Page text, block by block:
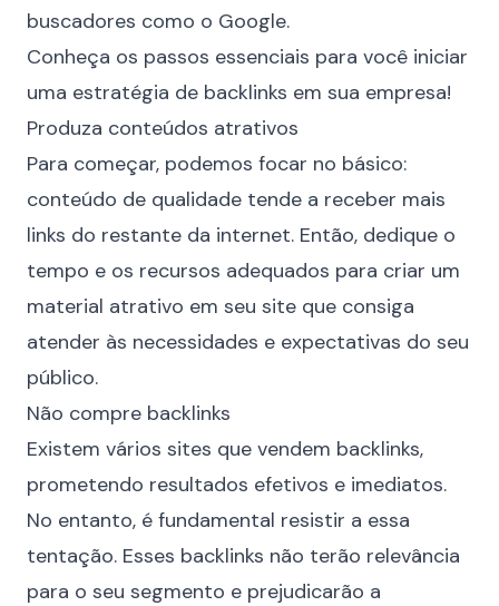
buscadores como o Google.
Conheça os passos essenciais para você iniciar
uma estratégia de backlinks em sua empresa!
Produza conteúdos atrativos
Para começar, podemos focar no básico:
conteúdo de qualidade tende a receber mais
links do restante da internet. Então, dedique o
tempo e os recursos adequados para criar um
material atrativo em seu site que consiga
atender às necessidades e expectativas do seu
público.
Não compre backlinks
Existem vários sites que vendem backlinks,
prometendo resultados efetivos e imediatos.
No entanto, é fundamental resistir a essa
tentação. Esses backlinks não terão relevância
para o seu segmento e prejudicarão a